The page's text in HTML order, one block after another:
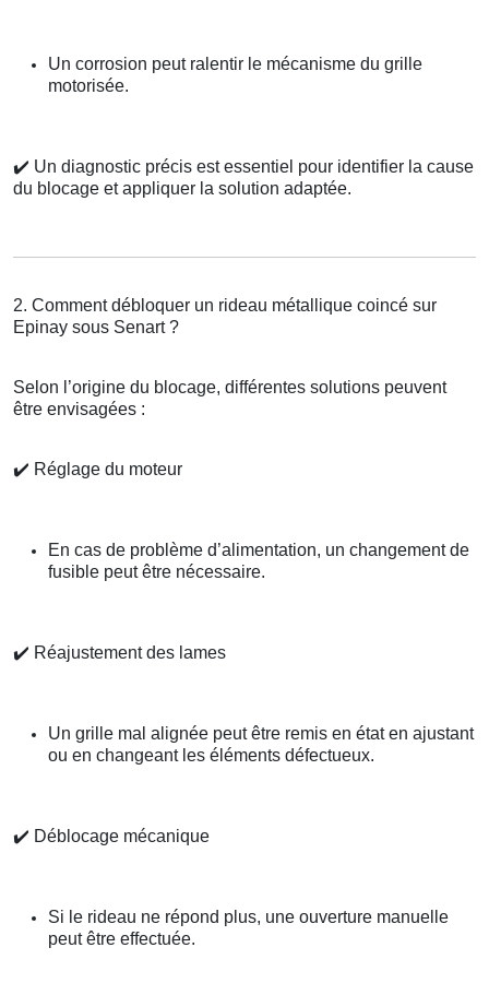
Un corrosion peut ralentir le mécanisme du grille
motorisée.
✔️ Un diagnostic précis est essentiel pour identifier la cause
du blocage et appliquer la solution adaptée.
2. Comment débloquer un rideau métallique coincé sur
Epinay sous Senart ?
Selon l’origine du blocage, différentes solutions peuvent
être envisagées :
✔️ Réglage du moteur
En cas de problème d’alimentation, un changement de
fusible peut être nécessaire.
✔️ Réajustement des lames
Un grille mal alignée peut être remis en état en ajustant
ou en changeant les éléments défectueux.
✔️ Déblocage mécanique
Si le rideau ne répond plus, une ouverture manuelle
peut être effectuée.